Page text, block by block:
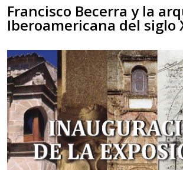
Francisco Becerra y la
Iberoamericana del siglo